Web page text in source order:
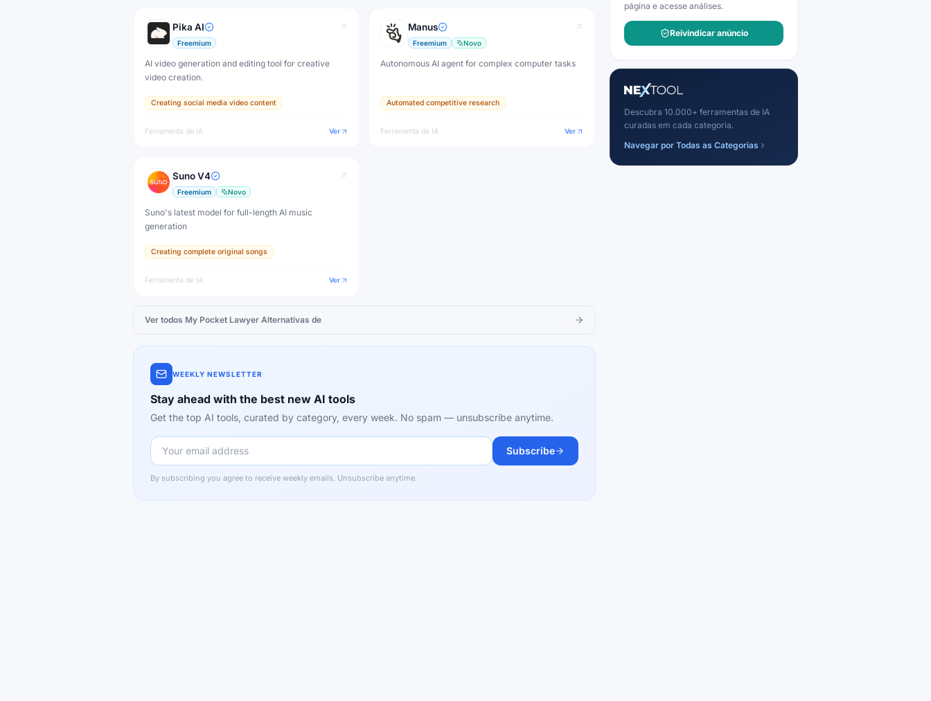
Pika AI
Freemium
AI video generation and editing tool for creative
video creation.
Creating social media video content
Ferramenta de IA Ver
Manus
Freemium Novo
Autonomous AI agent for complex computer tasks
Automated competitive research
Ferramenta de IA Ver
Suno V4
Freemium Novo
Suno's latest model for full-length AI music
generation
Creating complete original songs
Ferramenta de IA Ver
Ver todos My Pocket Lawyer Alternativas de
WEEKLY NEWSLETTER
Stay ahead with the best new AI tools
Get the top AI tools, curated by category, every week. No spam — unsubscribe anytime.
Subscribe
By subscribing you agree to receive weekly emails. Unsubscribe anytime.
página e acesse análises.
Reivindicar anúncio
Descubra 10.000+ ferramentas de IA
curadas em cada categoria.
Navegar por Todas as Categorias